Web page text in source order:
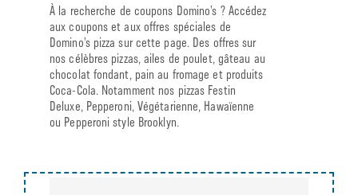
À la recherche de coupons Domino’s ? Accédez
aux coupons et aux offres spéciales de
Domino’s pizza sur cette page. Des offres sur
nos célèbres pizzas, ailes de poulet, gâteau au
chocolat fondant, pain au fromage et produits
Coca-Cola. Notamment nos pizzas Festin
Deluxe, Pepperoni, Végétarienne, Hawaïenne
ou Pepperoni style Brooklyn.